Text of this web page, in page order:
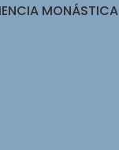
MONÁSTICA